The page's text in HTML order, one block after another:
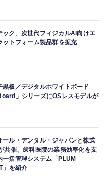
ック、次世代フィジカルAI向けエ
ットフォーム製品群を拡充
黒板／デジタルホワイトボード
」シリーズにOSレスモデルが
ール・デンタル・ジャパンと株式
共催、歯科医院の業務効率化を支
一括管理システム「PLUM
」を紹介